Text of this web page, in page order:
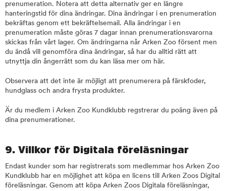
prenumeration. Notera att detta alternativ ger en längre
hanteringstid för dina ändringar. Dina ändringar i en prenumeration
bekräftas genom ett bekräftelsemail. Alla ändringar i en
prenumeration måste göras 7 dagar innan prenumerationsvarorna
skickas från vårt lager. Om ändringarna når Arken Zoo försent men
du ändå vill genomföra dina ändringar, så har du alltid rätt att
utnyttja din ångerrätt som du kan läsa mer om här.
Observera att det inte är möjligt att prenumerera på färskfoder,
hundglass och andra frysta produkter.
Är du medlem i Arken Zoo Kundklubb regstrerar du poäng även på
dina prenumerationer.
9. Villkor för Digitala föreläsningar
Endast kunder som har registrerats som medlemmar hos Arken Zoo
Kundklubb har en möjlighet att köpa en licens till Arken Zoos Digital
föreläsningar. Genom att köpa Arken Zoos Digitala föreläsningar,